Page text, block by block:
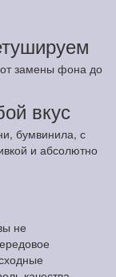
замены фона до
вкус
бумвинила, с
и абсолютно
не